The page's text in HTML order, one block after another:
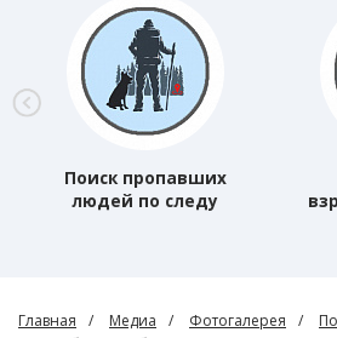
Поиск пропавших
людей по следу
Главная Медиа Фотогалерея